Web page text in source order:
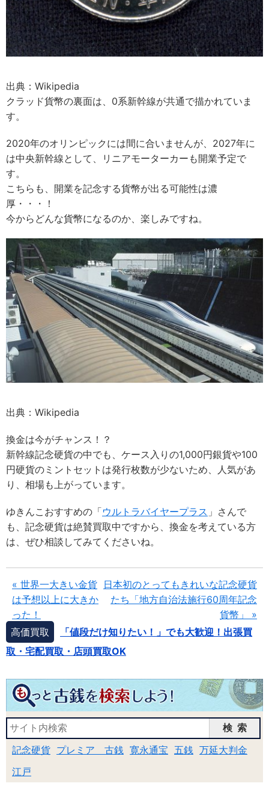
出典：Wikipedia
クラッド貨幣の裏面は、0系新幹線が共通で描かれていま
す。
2020年のオリンピックには間に合いませんが、2027年に
は中央新幹線として、リニアモーターカーも開業予定で
す。
こちらも、開業を記念する貨幣が出る可能性は濃
厚・・・！
今からどんな貨幣になるのか、楽しみですね。
出典：Wikipedia
換金は今がチャンス！？
新幹線記念硬貨の中でも、ケース入りの1,000円銀貨や100
円硬貨のミントセットは発行枚数が少ないため、人気があ
り、相場も上がっています。
ゆきんこおすすめの「ウルトラバイヤープラス 」さんで
も、記念硬貨は絶賛買取中ですから、換金を考えている方
は、ぜひ相談してみてくださいね。
« 世界一大きい金貨
は予想以上に大きか
った！
日本初のとってもきれいな記念硬貨
たち「地方自治法施行60周年記念
貨幣」 »
高価買取
「値段だけ知りたい！」でも大歓迎！出張買
取・宅配買取・店頭買取OK
検索
記念硬貨 プレミア 古銭 寛永通宝 五銭 万延大判金
江戸